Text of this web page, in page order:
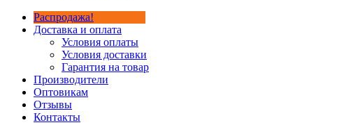
Распродажа!
Доставка и оплата
Условия оплаты
Условия доставки
Гарантия на товар
Производители
Оптовикам
Отзывы
Контакты